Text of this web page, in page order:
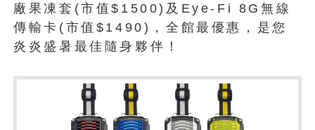
廠果凍套(市值$1500)及Eye-Fi 8G無線
傳輸卡(市值$1490)，全館最優惠，是您
炎炎盛暑最佳隨身夥伴！